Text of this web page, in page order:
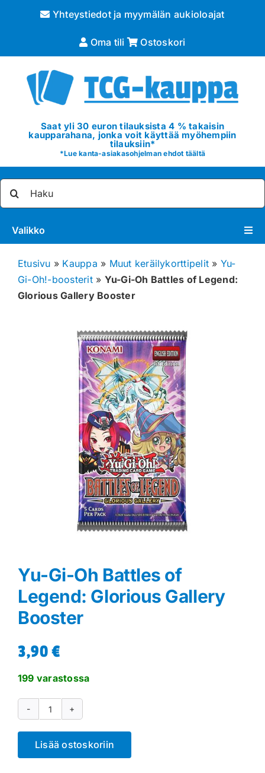
Yhteystiedot ja myymälän aukioloajat
Oma tili Ostoskori
Saat yli 30 euron tilauksista 4 % takaisin
kaupparahana, jonka voit käyttää myöhempiin
tilauksiin*
*Lue kanta-asiakasohjelman ehdot täältä
Valikko
Pokémon
Greidatut kortit
Greidauspalvelu
Etusivu » Kauppa » Muut keräilykorttipelit » Yu-
Gi-Oh!-boosterit» Yu-Gi-Oh Battles of Legend:
Glorious Gallery Booster
Yu-Gi-Oh Battles of
Legend: Glorious Gallery
Booster
3,90€
199 varastossa
Yu-
Gi-
Oh
Lisää ostoskoriin